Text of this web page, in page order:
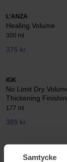
Samtycke
L'ANZA
Healing Volume
300 ml
375 kr
IGK
No Limit Dry
Thickening
177 ml
389 kr